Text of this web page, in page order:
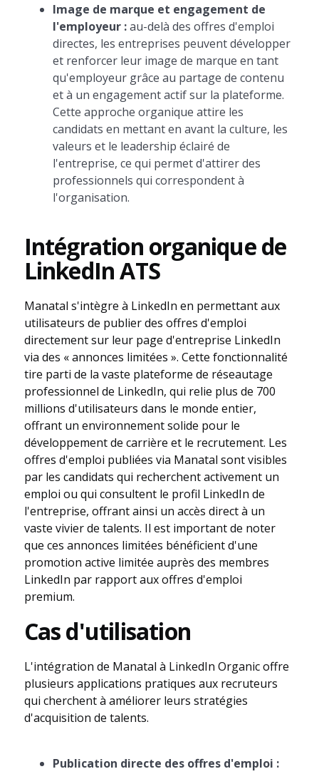
Image de marque et engagement de
l'employeur :au-delà des offres d'emploi
directes, les entreprises peuvent développer
et renforcer leur image de marque en tant
qu'employeur grâce au partage de contenu
et à un engagement actif sur la plateforme.
Cette approche organique attire les
candidats en mettant en avant la culture, les
valeurs et le leadership éclairé de
l'entreprise, ce qui permet d'attirer des
professionnels qui correspondent à
l'organisation.
Intégration organique de
LinkedIn ATS
Manatal s'intègre à LinkedIn en permettant aux
utilisateurs de publier des offres d'emploi
directement sur leur page d'entreprise LinkedIn
via des « annonces limitées ». Cette fonctionnalité
tire parti de la vaste plateforme de réseautage
professionnel de LinkedIn, qui relie plus de 700
millions d'utilisateurs dans le monde entier,
offrant un environnement solide pour le
développement de carrière et le recrutement. Les
offres d'emploi publiées via Manatal sont visibles
par les candidats qui recherchent activement un
emploi ou qui consultent le profil LinkedIn de
l'entreprise, offrant ainsi un accès direct à un
vaste vivier de talents. Il est important de noter
que ces annonces limitées bénéficient d'une
promotion active limitée auprès des membres
LinkedIn par rapport aux offres d'emploi
premium.
Cas d'utilisation
L'intégration de Manatal à LinkedIn Organic offre
plusieurs applications pratiques aux recruteurs
qui cherchent à améliorer leurs stratégies
d'acquisition de talents.
Publication directe des offres d'emploi :